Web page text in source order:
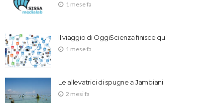
1 mese fa
Il viaggio di OggiScienza finisce qui
1 mese fa
Le allevatrici di spugne a Jambiani
2 mesi fa